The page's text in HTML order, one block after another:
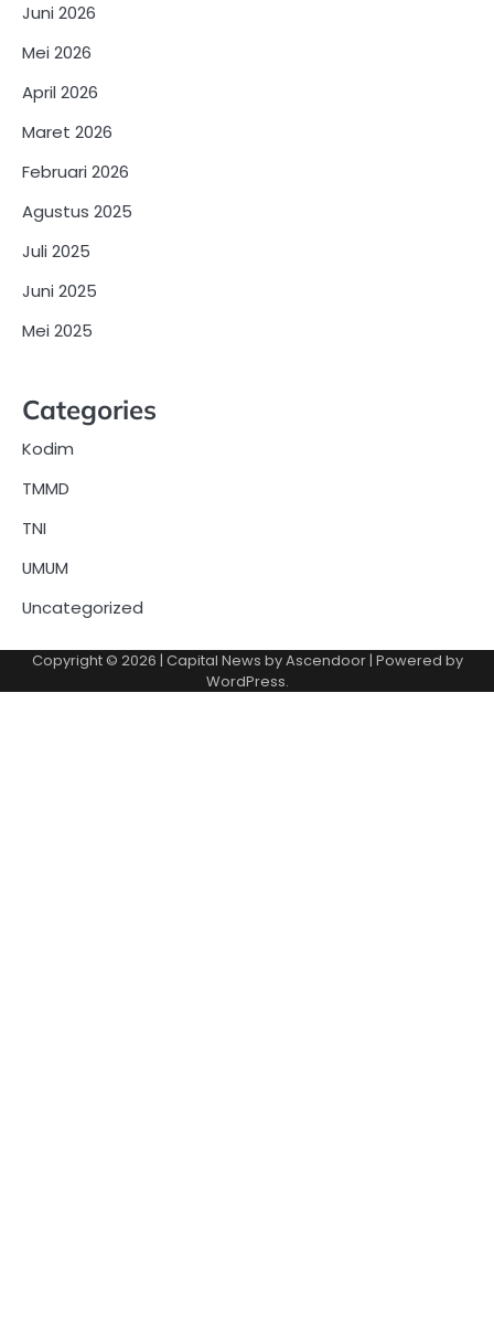
Juni 2026
Mei 2026
April 2026
Maret 2026
Februari 2026
Agustus 2025
Juli 2025
Juni 2025
Mei 2025
Categories
Kodim
TMMD
TNI
UMUM
Uncategorized
Copyright © 2026 | Capital News byAscendoor| Powered by
WordPress.